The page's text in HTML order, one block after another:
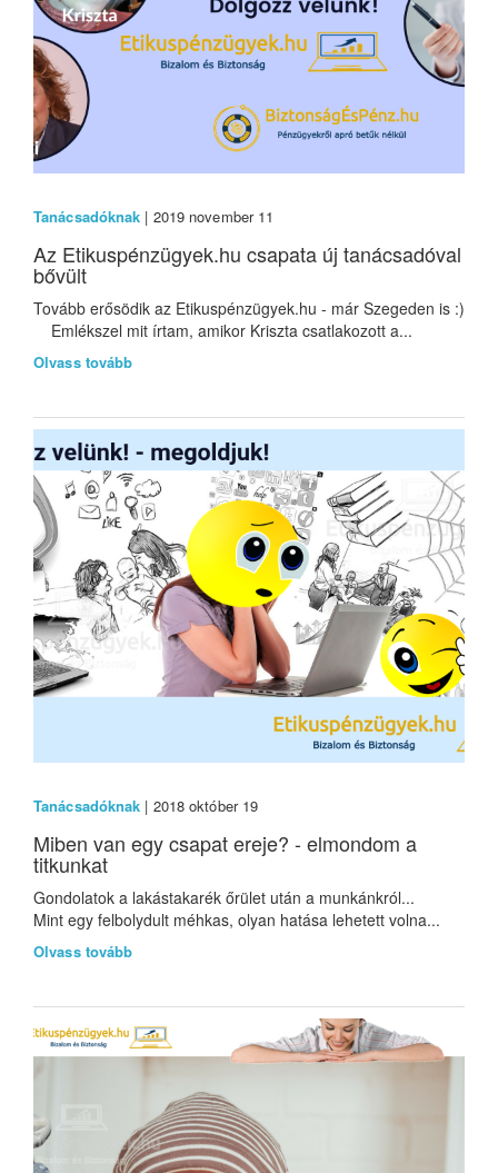
Tanácsadóknak | 2019 november 11
Az Etikuspénzügyek.hu csapata új tanácsadóval
bővült
Tovább erősödik az Etikuspénzügyek.hu - már Szegeden is :)
Emlékszel mit írtam, amikor Kriszta csatlakozott a...
Olvass tovább
Tanácsadóknak | 2018 október 19
Miben van egy csapat ereje? - elmondom a
titkunkat
Gondolatok a lakástakarék őrület után a munkánkról...
Mint egy felbolydult méhkas, olyan hatása lehetett volna...
Olvass tovább